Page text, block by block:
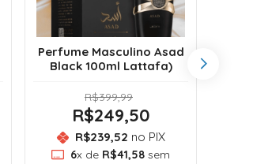
Perfume Masculino Asad
Black 100ml Lattafa)
R$399,99
R$249,50
R$239,52 no PIX
6x de R$41,58sem